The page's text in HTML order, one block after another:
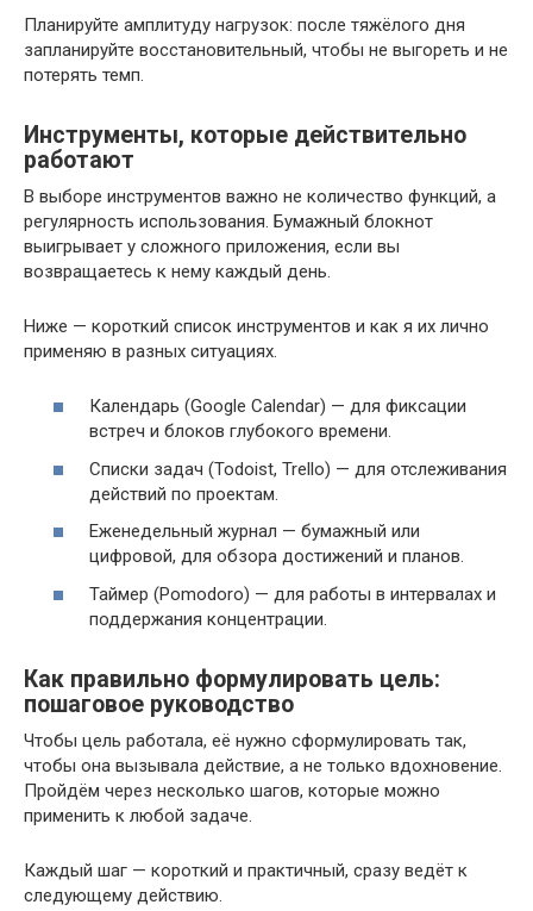
Планируйте амплитуду нагрузок: после тяжёлого дня
запланируйте восстановительный, чтобы не выгореть и не
потерять темп.
Инструменты, которые действительно
работают
В выборе инструментов важно не количество функций, а
регулярность использования. Бумажный блокнот
выигрывает у сложного приложения, если вы
возвращаетесь к нему каждый день.
Ниже — короткий список инструментов и как я их лично
применяю в разных ситуациях.
Календарь (Google Calendar) — для фиксации
встреч и блоков глубокого времени.
Списки задач (Todoist, Trello) — для отслеживания
действий по проектам.
Еженедельный журнал — бумажный или
цифровой, для обзора достижений и планов.
Таймер (Pomodoro) — для работы в интервалах и
поддержания концентрации.
Как правильно формулировать цель:
пошаговое руководство
Чтобы цель работала, её нужно сформулировать так,
чтобы она вызывала действие, а не только вдохновение.
Пройдём через несколько шагов, которые можно
применить к любой задаче.
Каждый шаг — короткий и практичный, сразу ведёт к
следующему действию.